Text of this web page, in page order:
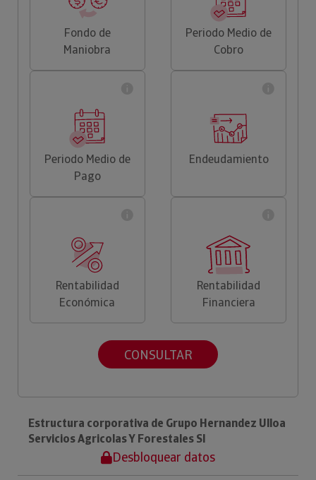
Fondo de
Maniobra
Periodo Medio de
Cobro
Periodo Medio de
Pago
Endeudamiento
Rentabilidad
Económica
Rentabilidad
Financiera
CONSULTAR
Estructura corporativa de Grupo Hernandez Ulloa
Servicios Agricolas Y Forestales Sl
Desbloquear datos